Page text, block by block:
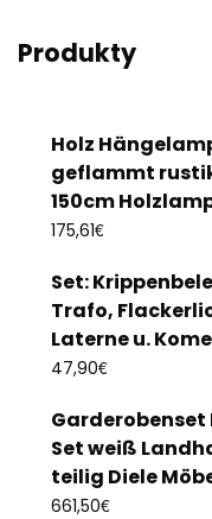
Produkty
Holz
geflammt
150cm
175,61€
Set:
Trafo,
Laterne u.
47,90€
Garderobenset
Set weiß
teilig Diele
661,50€